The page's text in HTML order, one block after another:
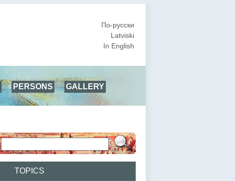
По-русски
Latviski
In English
PERSONS GALLERY
TOPICS